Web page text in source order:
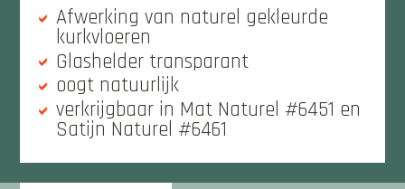
Afwerking van naturel gekleurde
kurkvloeren
Glashelder transparant
oogt natuurlijk
verkrijgbaar in Mat Naturel #6451 en
Satijn Naturel #6461